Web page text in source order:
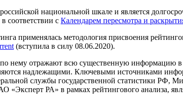
национальной шкале и является
соответствии с Календарем пересмотра и
применялась методология присвоения
(вступила в силу 08.06.2020).
нему отражают всю существенную информацию
надлежащими. Ключевыми источниками
службы государственной статистики РФ,
«Эксперт РА» в рамках рейтингового анализа,